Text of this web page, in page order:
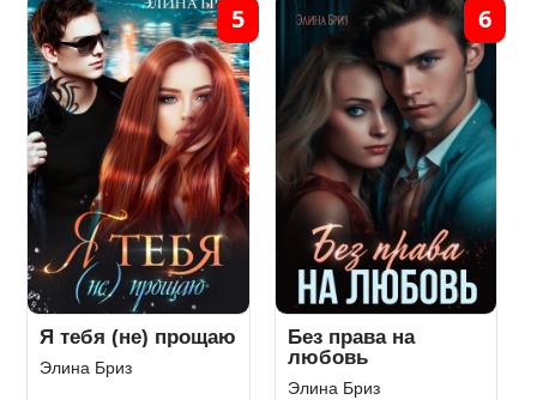
Я тебя (не) прощаю
Элина Бриз
5
Без права на
любовь
Элина Бриз
6